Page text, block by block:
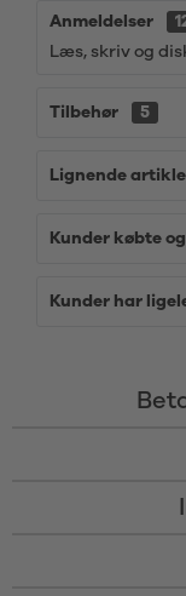
Anmeldelser
Læs, skriv og
Tilbehør 5
Lignende
Kunder købte
Kunder har